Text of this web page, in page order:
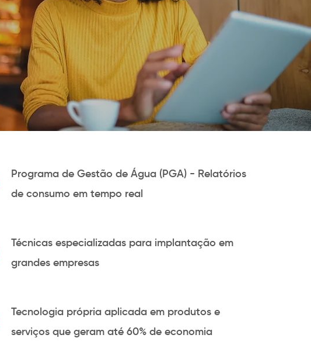
Programa de Gestão de Água (PGA) - Relatórios
de consumo em tempo real
Técnicas especializadas para implantação em
grandes empresas
Tecnologia própria aplicada em produtos e
serviços que geram até 60% de economia